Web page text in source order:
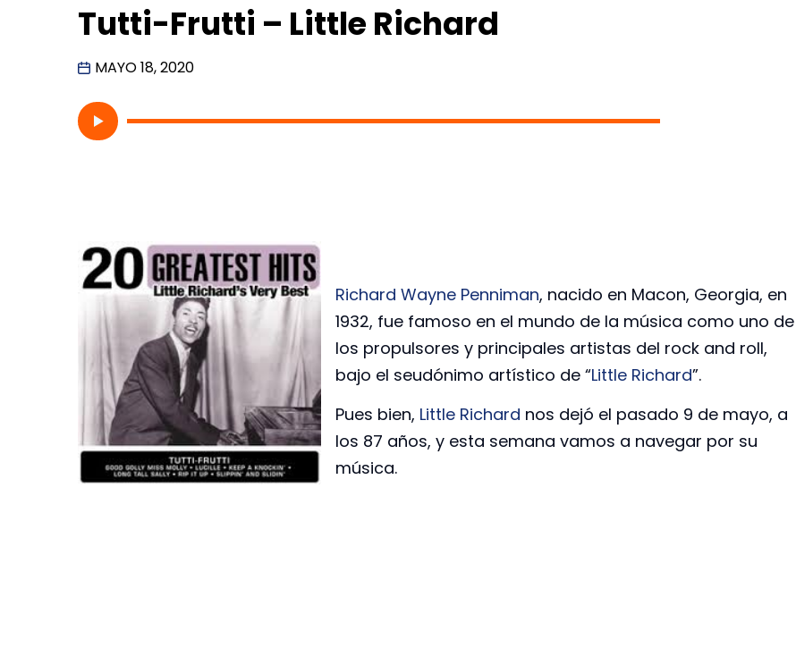
Tutti-Frutti – Little Richard
MAYO 18, 2020
Richard Wayne Penniman, nacido en Macon, Georgia, en
1932, fue famoso en el mundo de la música como uno de
los propulsores y principales artistas del rock and roll,
bajo el seudónimo artístico de “Little Richard”.
Pues bien, Little Richard nos dejó el pasado 9 de mayo, a
los 87 años, y esta semana vamos a navegar por su
música.